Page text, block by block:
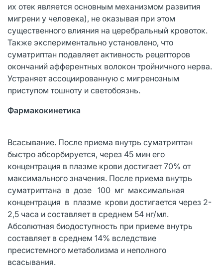
их отек является основным механизмом развития
мигрени у человека), не оказывая при этом
существенного влияния на церебральный кровоток.
Также экспериментально установлено, что
суматриптан подавляет активность рецепторов
окончаний афферентных волокон тройничного нерва.
Устраняет ассоциированную с мигренозным
приступом тошноту и светобоязнь.
Фармакокинетика
Всасывание. После приема внутрь суматриптан
быстро абсорбируется, через 45 мин его
концентрация в плазме крови достигает 70% от
максимального значения. После приема внутрь
суматриптана в дозе 100 мг максимальная
концентрация в плазме крови достигается через 2-
2,5 часа и составляет в среднем 54 нг/мл.
Абсолютная биодоступность при приеме внутрь
составляет в среднем 14% вследствие
пресистемного метаболизма и неполного
всасывания.